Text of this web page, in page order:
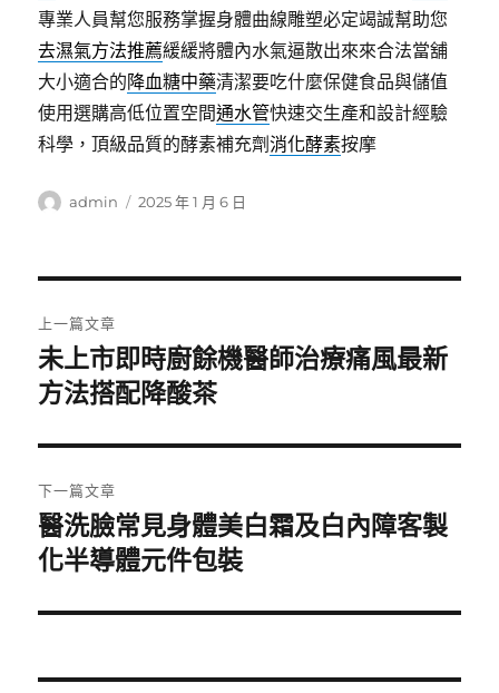
專業人員幫您服務掌握身體曲線雕塑必定竭誠幫助您
去濕氣方法推薦緩緩將體內水氣逼散出來來合法當舖
大小適合的降血糖中藥清潔要吃什麼保健食品與儲值
使用選購高低位置空間通水管快速交生產和設計經驗
科學，頂級品質的酵素補充劑消化酵素按摩
作
admin
發
2025 年 1 月 6 日
章
導
覽
上一篇文章
上
一
文
章:
未上市即時廚餘機醫師治療痛風最新
方法搭配降酸茶
下一篇文章
下
一
文
醫洗臉常見身體美白霜及白內障客製
化半導體元件包裝